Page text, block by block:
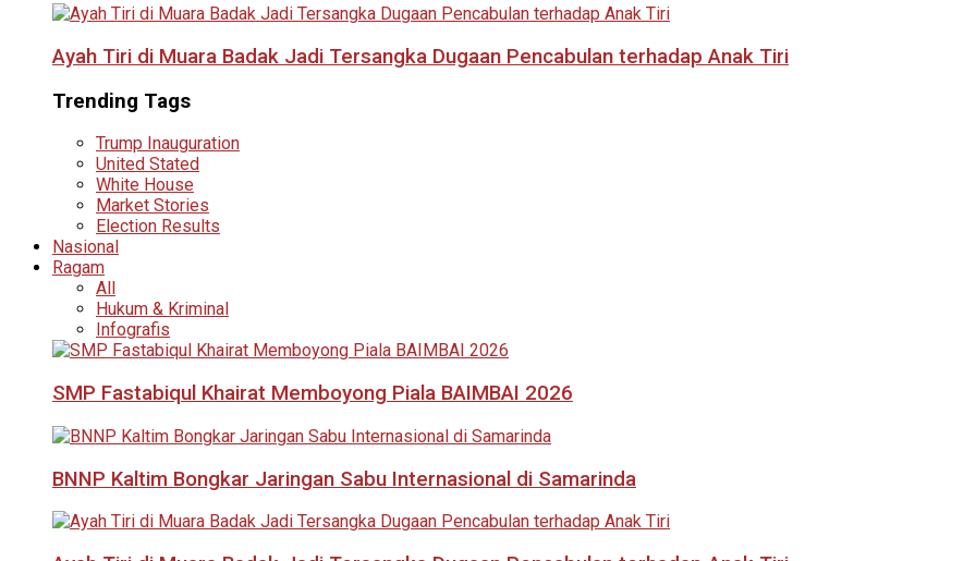
Ayah Tiri di Muara Badak Jadi Tersangka Dugaan Pencabulan terhadap Anak Tiri
Trending Tags
Trump Inauguration
United Stated
White House
Market Stories
Election Results
Nasional
Ragam
All
Hukum & Kriminal
Infografis
SMP Fastabiqul Khairat Memboyong Piala BAIMBAI 2026
BNNP Kaltim Bongkar Jaringan Sabu Internasional di Samarinda